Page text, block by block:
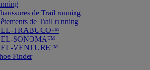
de Trail running
de Trail running
TRABUCO™
SONOMA™
VENTURE™
Finder